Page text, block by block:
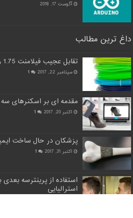
آگوست 17, 2018
داغ ترین مطالب
تقابل عجیب فیلامنت 1.75 و 0.3 و دلایل آن
سپتامبر 22, 2017 1
مقدمه ای بر اسکنرهای
اکتبر 20, 2017 1
پزشکان در حال ساخت
اکتبر 31, 2017 1
استفاده از پرینترسه
استرالیایی